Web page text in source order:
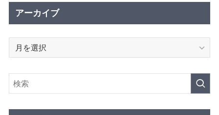
アーカイブ
イ
ブ